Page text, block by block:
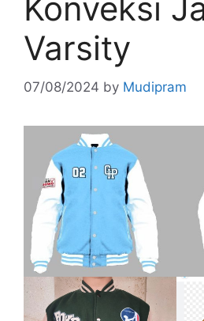
Konveksi
Varsity
07/08/2024 by Mudipram